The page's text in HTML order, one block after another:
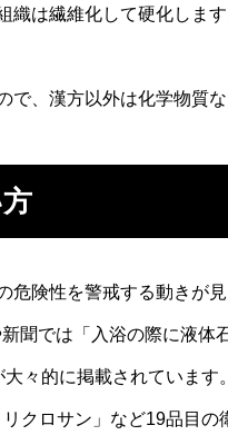
織は繊維化して硬化しま
、漢方以外は化学物質な
険性を警戒する動きが見
聞では「入浴の際に液体
々的に掲載されています。
クロサン」など19品目の